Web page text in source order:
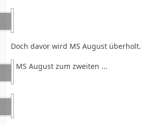
Doch davor wird MS August überholt.
MS August zum zweiten ...